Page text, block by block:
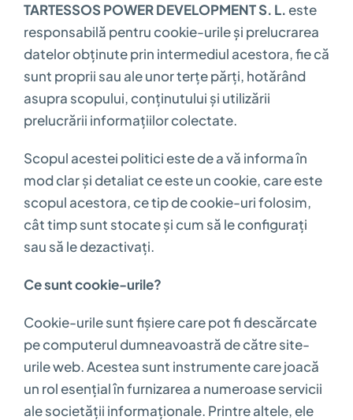
TARTESSOS POWER DEVELOPMENT S. L. este
responsabilă pentru cookie-urile și prelucrarea
datelor obținute prin intermediul acestora, fie că
sunt proprii sau ale unor terțe părți, hotărând
asupra scopului, conținutului și utilizării
prelucrării informațiilor colectate.
Scopul acestei politici este de a vă informa în
mod clar și detaliat ce este un cookie, care este
scopul acestora, ce tip de cookie-uri folosim,
cât timp sunt stocate și cum să le configurați
sau să le dezactivați.
Ce sunt cookie-urile?
Cookie-urile sunt fișiere care pot fi descărcate
pe computerul dumneavoastră de către site-
urile web. Acestea sunt instrumente care joacă
un rol esențial în furnizarea a numeroase servicii
ale societății informaționale. Printre altele, ele